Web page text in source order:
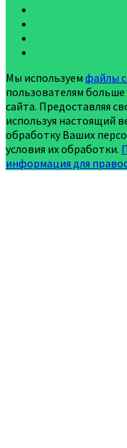
Мы используем файлы
пользователям
сайта. Предоставляя
используя настоящий
обработку Ваших
условия их обработки.
информация для